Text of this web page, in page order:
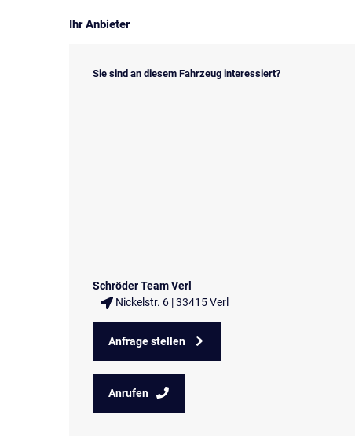
Ihr Anbieter
Sie sind an diesem Fahrzeug interessiert?
Schröder Team Verl
Nickelstr. 6 | 33415 Verl
Anfrage stellen
Anrufen